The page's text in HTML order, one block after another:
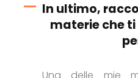
In ultimo,
materie che